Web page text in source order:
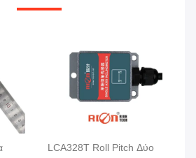
LCA328T Roll Pitch Δύο